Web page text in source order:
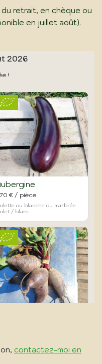
retrait, en chèque ou
en juillet août).
contactez-moi en